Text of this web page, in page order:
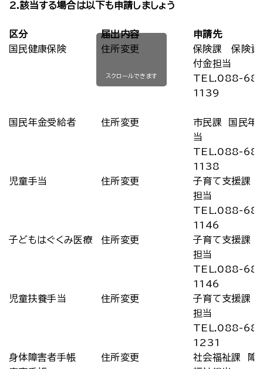
2.該当する場合は以下も申請しましょう
区分 届出内容
申請先
国民健康保険
住所変更
保険課 保険資
付金担当
TEL.088-
1139
国民年金受給者 住所変更
市民課 国民年
当
TEL.088-
1138
児童手当
住所変更
子育て支援課
担当
TEL.088-
1146
子どもはぐくみ医療
住所変更
子育て支援課
担当
TEL.088-
1146
児童扶養手当
住所変更
子育て支援課
担当
TEL.088-
1231
身体障害者手帳
住所変更
社会福祉課 障
スクロールできます